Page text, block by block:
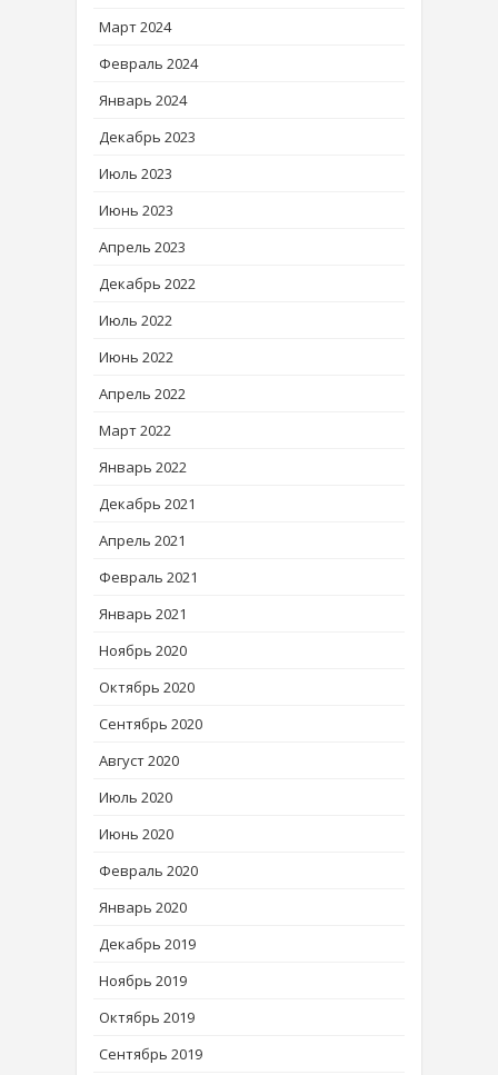
Март 2024
Февраль 2024
Январь 2024
Декабрь 2023
Июль 2023
Июнь 2023
Апрель 2023
Декабрь 2022
Июль 2022
Июнь 2022
Апрель 2022
Март 2022
Январь 2022
Декабрь 2021
Апрель 2021
Февраль 2021
Январь 2021
Ноябрь 2020
Октябрь 2020
Сентябрь 2020
Август 2020
Июль 2020
Июнь 2020
Февраль 2020
Январь 2020
Декабрь 2019
Ноябрь 2019
Октябрь 2019
Сентябрь 2019